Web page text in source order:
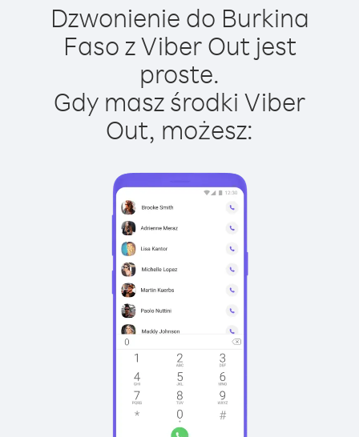
Dzwonienie do Burkina
Faso z Viber Out jest
proste.
Gdy masz środki Viber
Out, możesz: